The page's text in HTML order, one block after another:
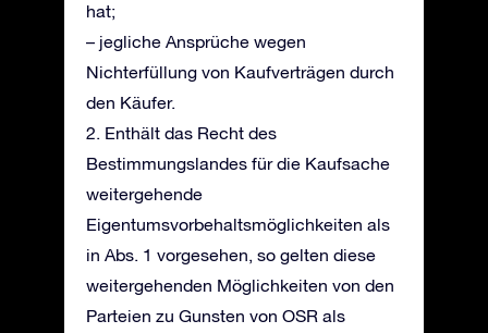
hat;
– jegliche Ansprüche wegen
Nichterfüllung von Kaufverträgen durch
den Käufer.
2. Enthält das Recht des
Bestimmungslandes für die Kaufsache
weitergehende
Eigentumsvorbehaltsmöglichkeiten als
in Abs. 1 vorgesehen, so gelten diese
weitergehenden Möglichkeiten von den
Parteien zu Gunsten von OSR als